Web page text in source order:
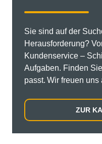
Sie sind auf der
Herausforderung?
Kundenservice –
Aufgaben. Finden
passt. Wir freuen
ZUR